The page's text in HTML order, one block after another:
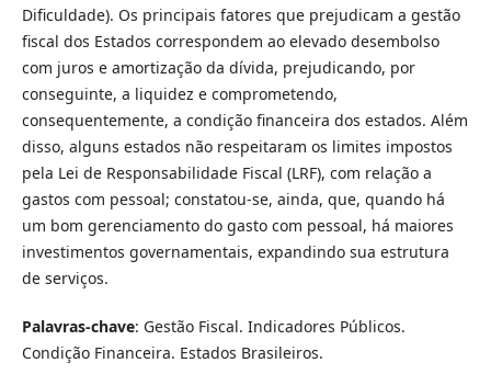
Dificuldade). Os principais fatores que prejudicam a gestão
fiscal dos Estados correspondem ao elevado desembolso
com juros e amortização da dívida, prejudicando, por
conseguinte, a liquidez e comprometendo,
consequentemente, a condição financeira dos estados. Além
disso, alguns estados não respeitaram os limites impostos
pela Lei de Responsabilidade Fiscal (LRF), com relação a
gastos com pessoal; constatou-se, ainda, que, quando há
um bom gerenciamento do gasto com pessoal, há maiores
investimentos governamentais, expandindo sua estrutura
de serviços.
Palavras-chave: Gestão Fiscal. Indicadores Públicos.
Condição Financeira. Estados Brasileiros.